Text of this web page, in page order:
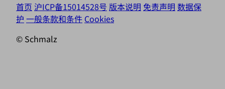
首页 沪ICP备15014528号 版本说明 免责声明 数据保
护 一般条款和条件 Cookies
© Schmalz